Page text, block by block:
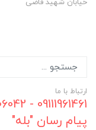
خیابان شهید قاضی
ارتباط با ما
پیام رسان "بله"